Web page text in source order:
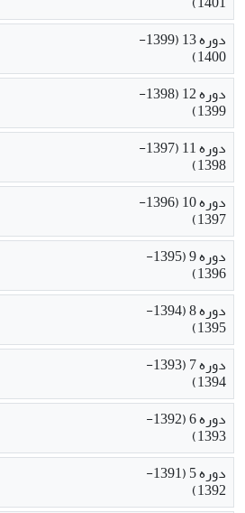
دوره 13 (1399-
1400)
دوره 12 (1398-
1399)
دوره 11 (1397-
1398)
دوره 10 (1396-
1397)
دوره 9 (1395-
1396)
دوره 8 (1394-
1395)
دوره 7 (1393-
1394)
دوره 6 (1392-
1393)
دوره 5 (1391-
1392)